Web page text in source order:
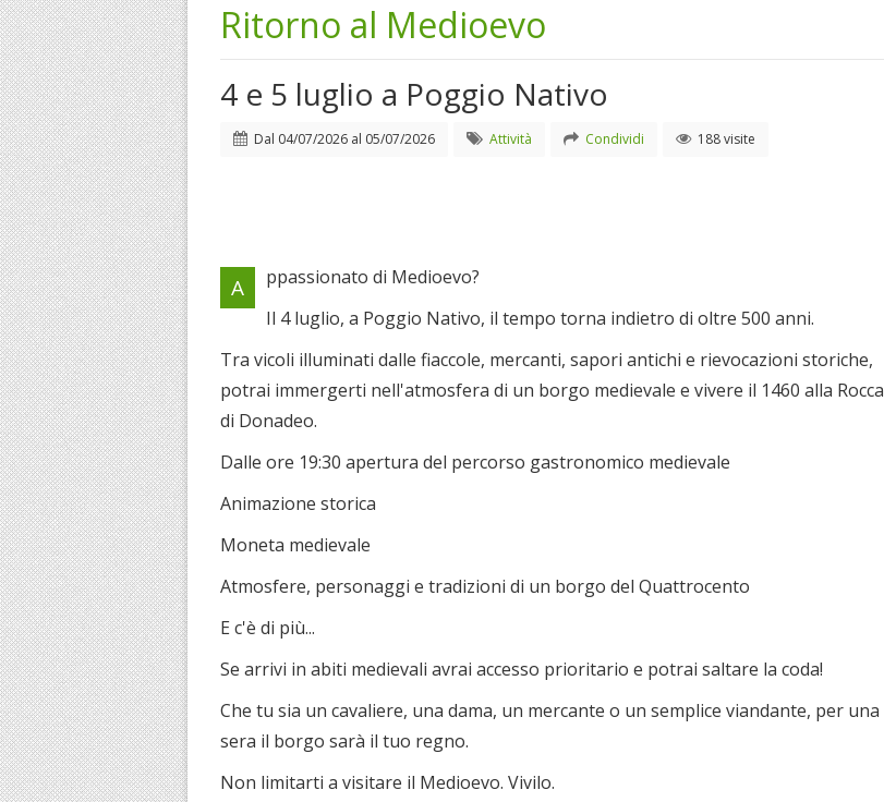
Ritorno al Medioevo
4 e 5 luglio a Poggio Nativo
Dal 04/07/2026 al 05/07/2026 Attività Condividi 188 visite
A
ppassionato di Medioevo?
Il 4 luglio, a Poggio Nativo, il tempo torna indietro di oltre 500 anni.
Tra vicoli illuminati dalle fiaccole, mercanti, sapori antichi e rievocazioni storiche,
potrai immergerti nell'atmosfera di un borgo medievale e vivere il 1460 alla Rocca
di Donadeo.
Dalle ore 19:30 apertura del percorso gastronomico medievale
Animazione storica
Moneta medievale
Atmosfere, personaggi e tradizioni di un borgo del Quattrocento
E c'è di più...
Se arrivi in abiti medievali avrai accesso prioritario e potrai saltare la coda!
Che tu sia un cavaliere, una dama, un mercante o un semplice viandante, per una
sera il borgo sarà il tuo regno.
Non limitarti a visitare il Medioevo. Vivilo.